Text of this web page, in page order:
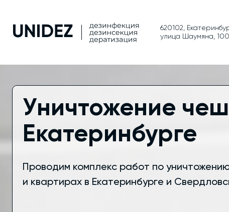
620102,
улица Шаумяна, 100
Уничтожение
Екатеринбурге
Проводим комплекс работ по
и квартирах в Екатеринбурге и